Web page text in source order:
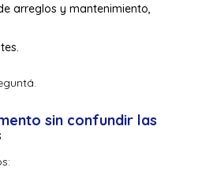
arreglos y mantenimiento,
sin confundir las